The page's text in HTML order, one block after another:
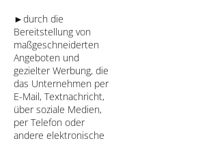
►durch die
Bereitstellung von
maßgeschneiderten
Angeboten und
gezielter Werbung, die
das Unternehmen per
E-Mail, Textnachricht,
über soziale Medien,
per Telefon oder
andere elektronische